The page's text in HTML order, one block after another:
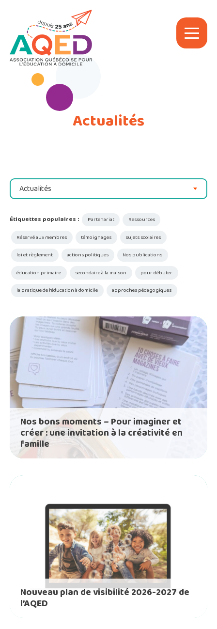
Actualités
Étiquettes populaires : Partenariat
Ressources
Réservé aux membres
témoignages
sujets scolaires
loi et règlement
actions politiques
Nos publications
éducation primaire
secondaire à la maison
pour débuter
la pratique de l'éducation à domicile
approches pédagogiques
Nos bons moments – Pour imaginer et
créer : une invitation à la créativité en
famille
Nouveau plan de visibilité 2026-2027 de
l’AQED